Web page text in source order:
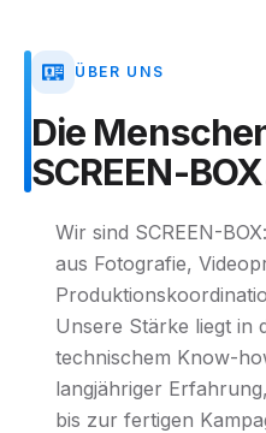
ÜBER UNS
Die
SCREEN-
Wir sind SCREEN-
aus Fotografie,
Unsere Stärke liegt in
technischem Know-
langjähriger
bis zur fertigen